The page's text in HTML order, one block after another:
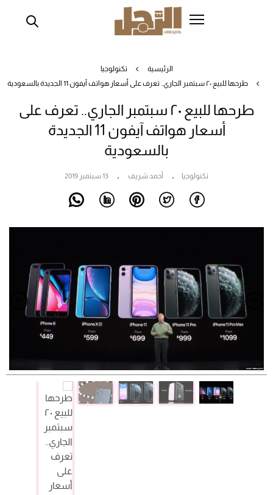
الرئيسية
تكنولوجيا
طرحها للبيع ٢٠ سبتمبر الجاري.. تعرف على أسعار هواتف آيفون 11 الجديدة بالسعودية
طرحها للبيع ٢٠ سبتمبر الجاري.. تعرف على
أسعار هواتف آيفون 11 الجديدة
بالسعودية
تكنولوجيا أحمد شريف 13 سبتمبر 2019